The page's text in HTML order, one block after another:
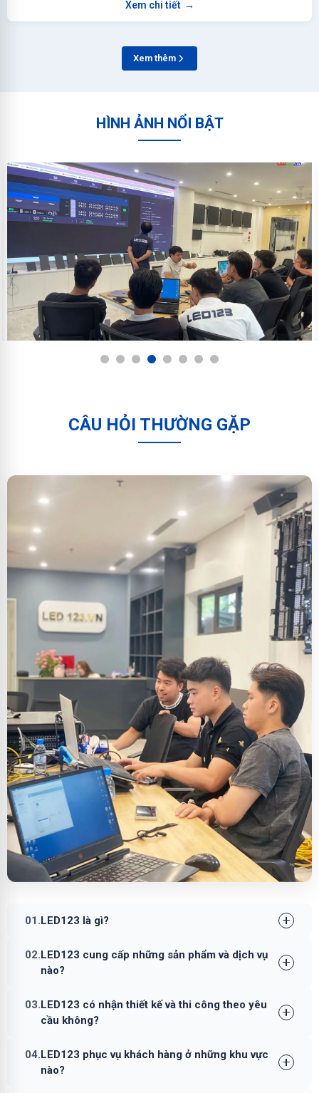
Xem chi tiết →
Xem thêm
HÌNH ẢNH NỔI BẬT
1 2 3 4 5 6 7 8
CÂU HỎI THƯỜNG GẶP
01.LED123 là gì?
02.LED123 cung cấp những sản phẩm và dịch vụ
nào?
03.LED123 có nhận thiết kế và thi công theo yêu
cầu không?
04.LED123 phục vụ khách hàng ở những khu vực
nào?